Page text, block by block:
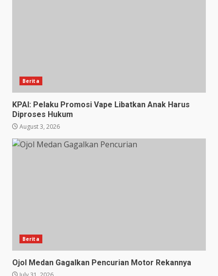
Berita
KPAI: Pelaku Promosi Vape Libatkan Anak Harus
Diproses Hukum
August 3, 2026
Berita
Ojol Medan Gagalkan Pencurian Motor Rekannya